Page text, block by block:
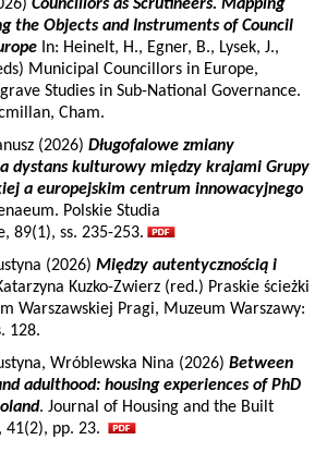
Councillors as Scrutineers. Mapping
the Objects and Instruments of Council
In: Heinelt, H., Egner, B., Lysek, J.,
Municipal Councillors in Europe,
Studies in Sub-National Governance.
Cham.
(2026) Długofalowe zmiany
a dystans kulturowy między krajami Grupy
a europejskim centrum innowacyjnego
Polskie Studia
89(1), ss. 235-253.
(2026) Między autentycznością i
Kuzko-Zwierz (red.) Praskie ścieżki
Warszawskiej Pragi, Muzeum Warszawy:
128.
Wróblewska Nina (2026) Between
adulthood: housing experiences of PhD
. Journal of Housing and the Built
41(2), pp. 23.